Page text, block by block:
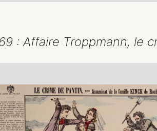
: Affaire Troppmann, le